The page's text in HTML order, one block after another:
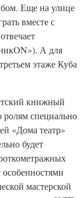
Еще на улице
вместе с
А для
этаже Куба
книжный
ролям специально
«Дома театр»
будет
мастерской